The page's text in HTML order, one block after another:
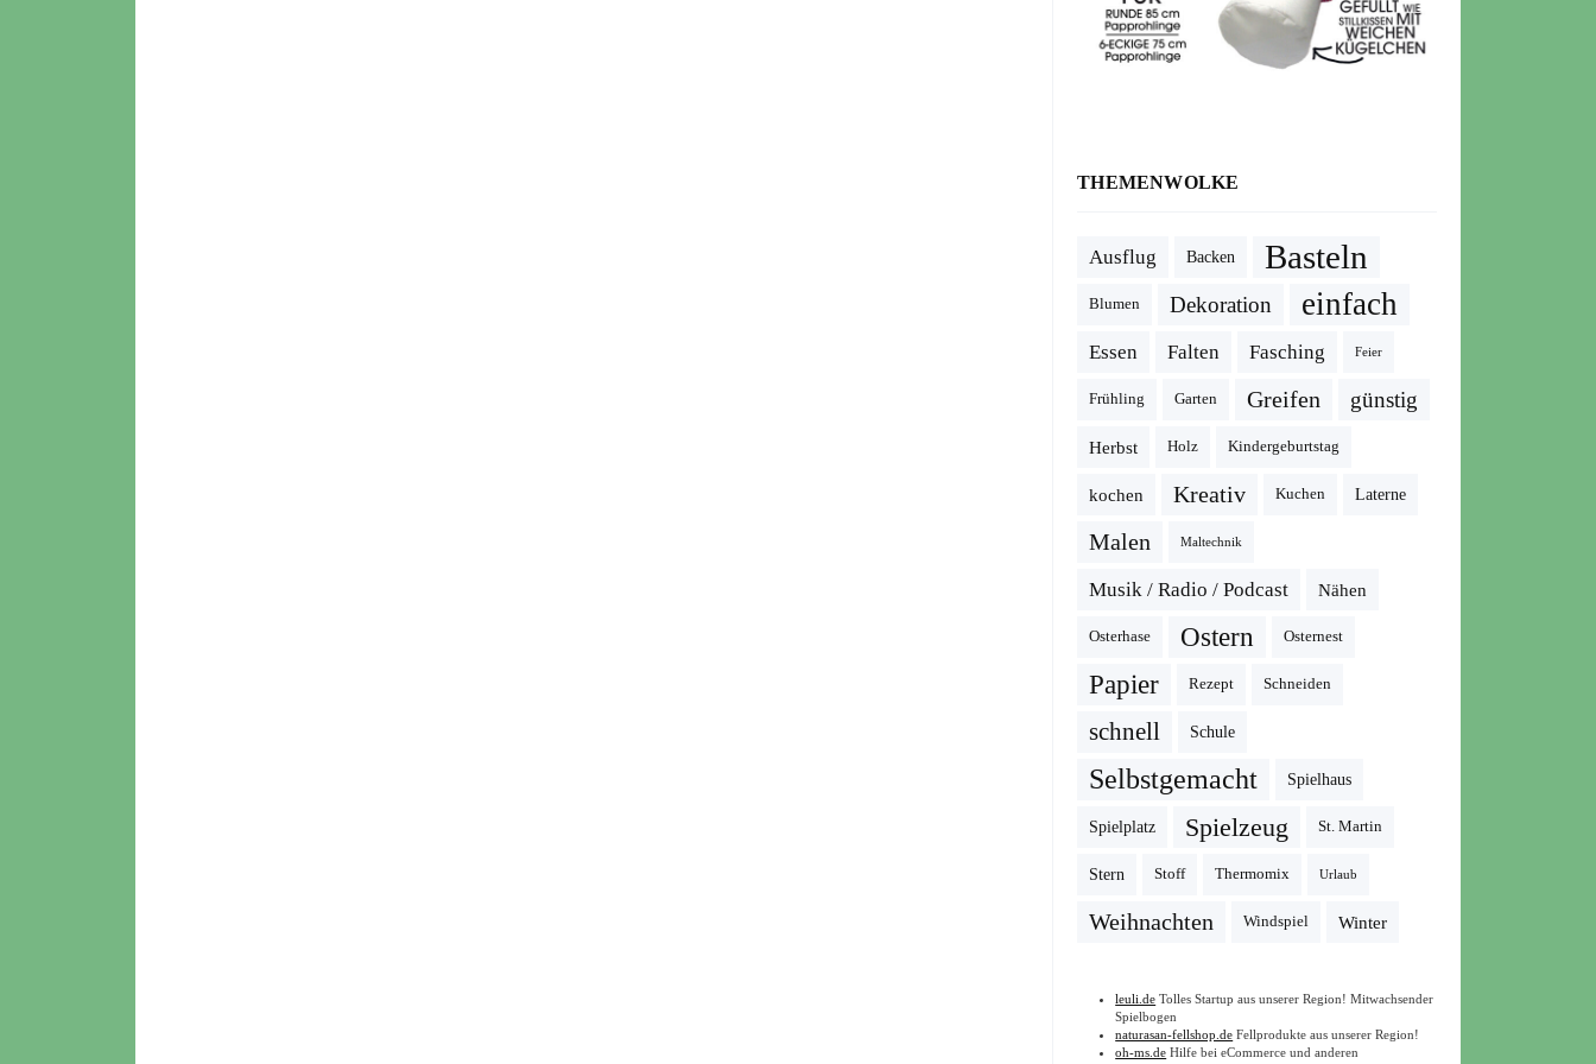
THEMENWOLKE
Ausflug Backen Basteln
Blumen Dekoration einfach
Essen Falten Fasching Feier
Frühling Garten Greifen günstig
Herbst Holz Kindergeburtstag
kochen Kreativ Kuchen Laterne
Malen Maltechnik
Musik / Radio / Podcast Nähen
Osterhase Ostern Osternest
Papier Rezept Schneiden
schnell Schule
Selbstgemacht Spielhaus
Spielplatz Spielzeug St. Martin
Stern Stoff Thermomix Urlaub
Weihnachten Windspiel Winter
leuli.de Tolles Startup aus unserer Region! Mitwachsender
Spielbogen
naturasan-fellshop.de Fellprodukte aus unserer Region!
oh-ms.de Hilfe bei eCommerce und anderen